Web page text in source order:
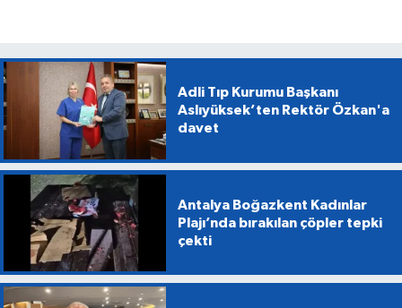
Adli Tıp Kurumu Başkanı
Aslıyüksek’ten Rektör Özkan'a
davet
Antalya Boğazkent Kadınlar
Plajı’nda bırakılan çöpler tepki
çekti